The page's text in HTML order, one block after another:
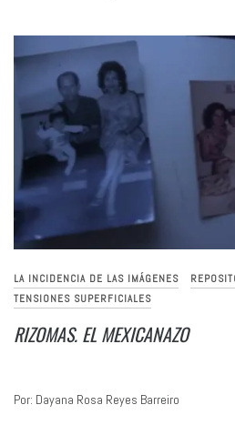
LA INCIDENCIA DE LAS IMÁGENES
TENSIONES SUPERFICIALES
RIZOMAS. EL MEXICANAZO
Por: Dayana Rosa Reyes Barreiro